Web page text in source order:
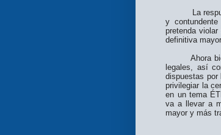
La
y
pretenda
definitiva
Ahora bien,
legales, así
dispuestas por
privilegiar la
en un tema
va a llevar a
mayor y más